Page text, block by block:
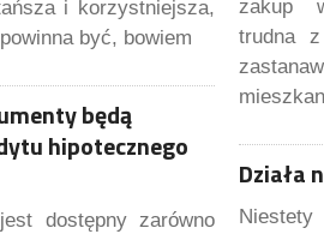
i korzystniejsza,
być, bowiem
będą
hipotecznego
dostępny zarówno
zakup
trudna
Działa